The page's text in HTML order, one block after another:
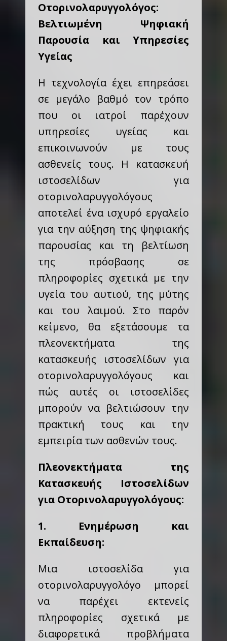
Οτορινολαρυγγολόγος:
Βελτιωμένη Ψηφιακή
Παρουσία και Υπηρεσίες
Υγείας
Η τεχνολογία έχει επηρεάσει
σε μεγάλο βαθμό τον τρόπο
που οι ιατροί παρέχουν
υπηρεσίες υγείας και
επικοινωνούν με τους
ασθενείς τους. Η κατασκευή
ιστοσελίδων για
οτορινολαρυγγολόγους
αποτελεί ένα ισχυρό εργαλείο
για την αύξηση της ψηφιακής
παρουσίας και τη βελτίωση
της πρόσβασης σε
πληροφορίες σχετικά με την
υγεία του αυτιού, της μύτης
και του λαιμού. Στο παρόν
κείμενο, θα εξετάσουμε τα
πλεονεκτήματα της
κατασκευής ιστοσελίδων για
οτορινολαρυγγολόγους και
πώς αυτές οι ιστοσελίδες
μπορούν να βελτιώσουν την
πρακτική τους και την
εμπειρία των ασθενών τους.
Πλεονεκτήματα της
Κατασκευής Ιστοσελίδων
για Οτορινολαρυγγολόγους:
1. Ενημέρωση και
Εκπαίδευση:
Μια ιστοσελίδα για
οτορινολαρυγγολόγο μπορεί
να παρέχει εκτενείς
πληροφορίες σχετικά με
διαφορετικά προβλήματα